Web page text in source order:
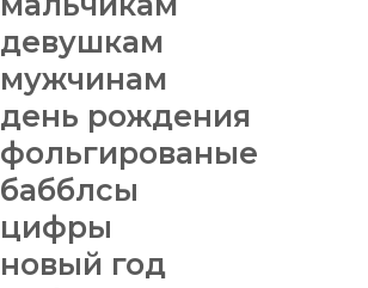
девушкам
мужчинам
день рождения
фольгированые
бабблсы
цифры
новый год